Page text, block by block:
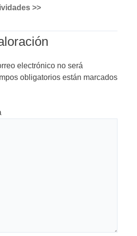
>>
electrónico no será
obligatorios están marcados